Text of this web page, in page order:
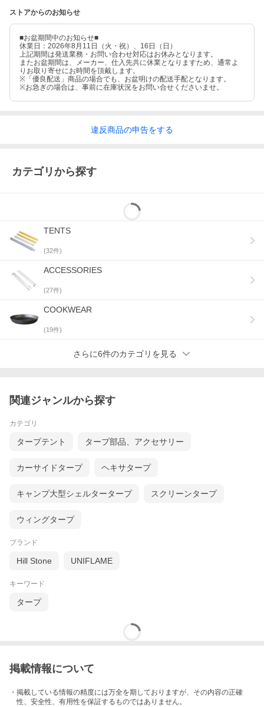
ストアからのお知らせ
■お盆期間中のお知らせ■
休業日：2026年8月11日（火・祝）、16日（日）
上記期間は発送業務・お問い合わせ対応はお休みとなります。
またお盆期間は、メーカー、仕入先共に休業となりますため、通常よ
りお取り寄せにお時間を頂戴します。
※「優良配送」商品の場合でも、お盆明けの配送手配となります。
※お急ぎの場合は、事前に在庫状況をお問い合せくださいませ。
違反商品の申告をする
カテゴリから探す
TENTS
(32件)
ACCESSORIES
(27件)
COOKWEAR
(19件)
さらに6件のカテゴリを見る
関連ジャンルから探す
カテゴリ
タープテント タープ部品、アクセサリー
カーサイドタープ ヘキサタープ
キャンプ大型シェルタータープ スクリーンタープ
ウィングタープ
ブランド
Hill Stone UNIFLAME
キーワード
タープ
掲載情報について
・掲載している情報の精度には万全を期しておりますが、その内容の正確
性、安全性、有用性を保証するものではありません。